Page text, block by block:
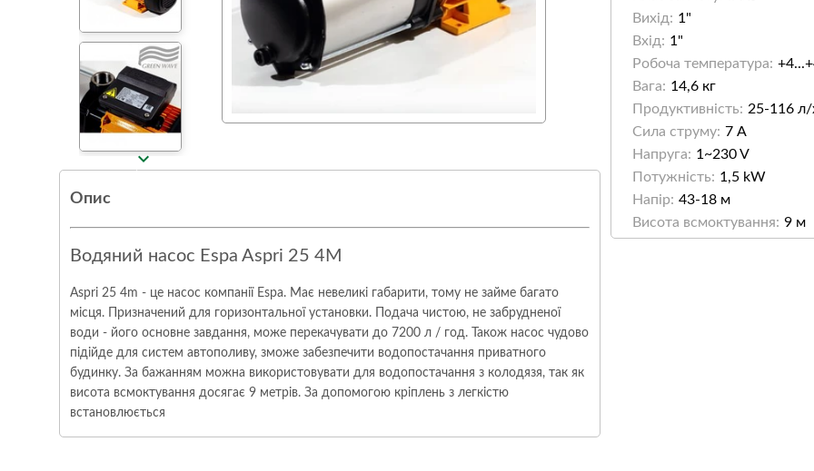
chevron_right
Опис
Водяний насос Espa Aspri 25 4M
Aspri 25 4m - це насос компанії Espa. Має невеликі габарити, тому не займе багато
місця. Призначений для горизонтальної установки. Подача чистою, не забрудненої
води - його основне завдання, може перекачувати до 7200 л / год. Також насос чудово
підійде для систем автополиву, зможе забезпечити водопостачання приватного
будинку. За бажанням можна використовувати для водопостачання з колодязя, так як
висота всмоктування досягає 9 метрів. За допомогою кріплень з легкістю
встановлюється
Вихід: 1"
Вхід: 1"
Робоча температура:
Вага: 14,6 кг
Продуктивність: 25-116 л/
Сила струму: 7 А
Напруга: 1~230 V
Потужність: 1,5 kW
Напір: 43-18 м
Висота всмоктування: 9 м